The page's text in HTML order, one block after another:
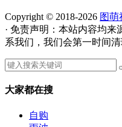
Copyright © 2018-2026 图萌
· 免责声明：本站内容均
系我们，我们会第一时间
大家都在搜
自购